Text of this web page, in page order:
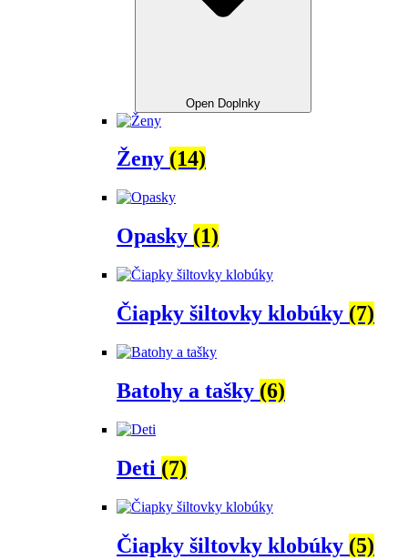
Open Doplnky
Ženy (14)
Opasky (1)
Čiapky šiltovky klobúky (7)
Batohy a tašky (6)
Deti (7)
Čiapky šiltovky klobúky (5)